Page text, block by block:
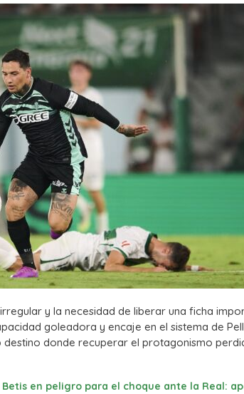
y la necesidad de liberar una ficha
goleadora y encaje en el sistema de
destino donde recuperar el protagonismo
en peligro para el choque ante la Real: